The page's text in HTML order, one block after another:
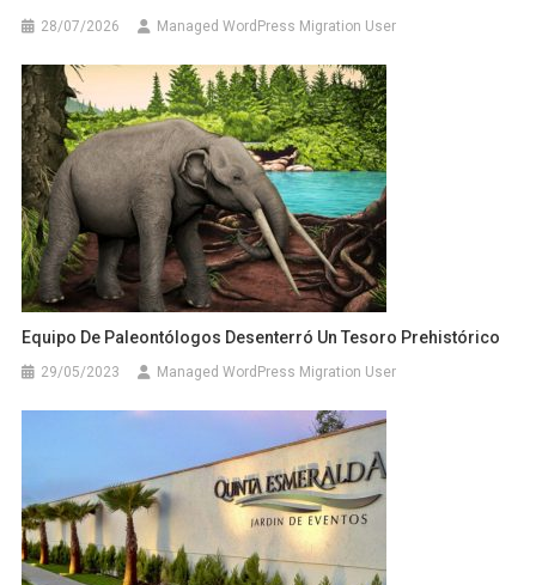
28/07/2026 Managed WordPress Migration User
Equipo De Paleontólogos Desenterró Un Tesoro Prehistórico
29/05/2023 Managed WordPress Migration User